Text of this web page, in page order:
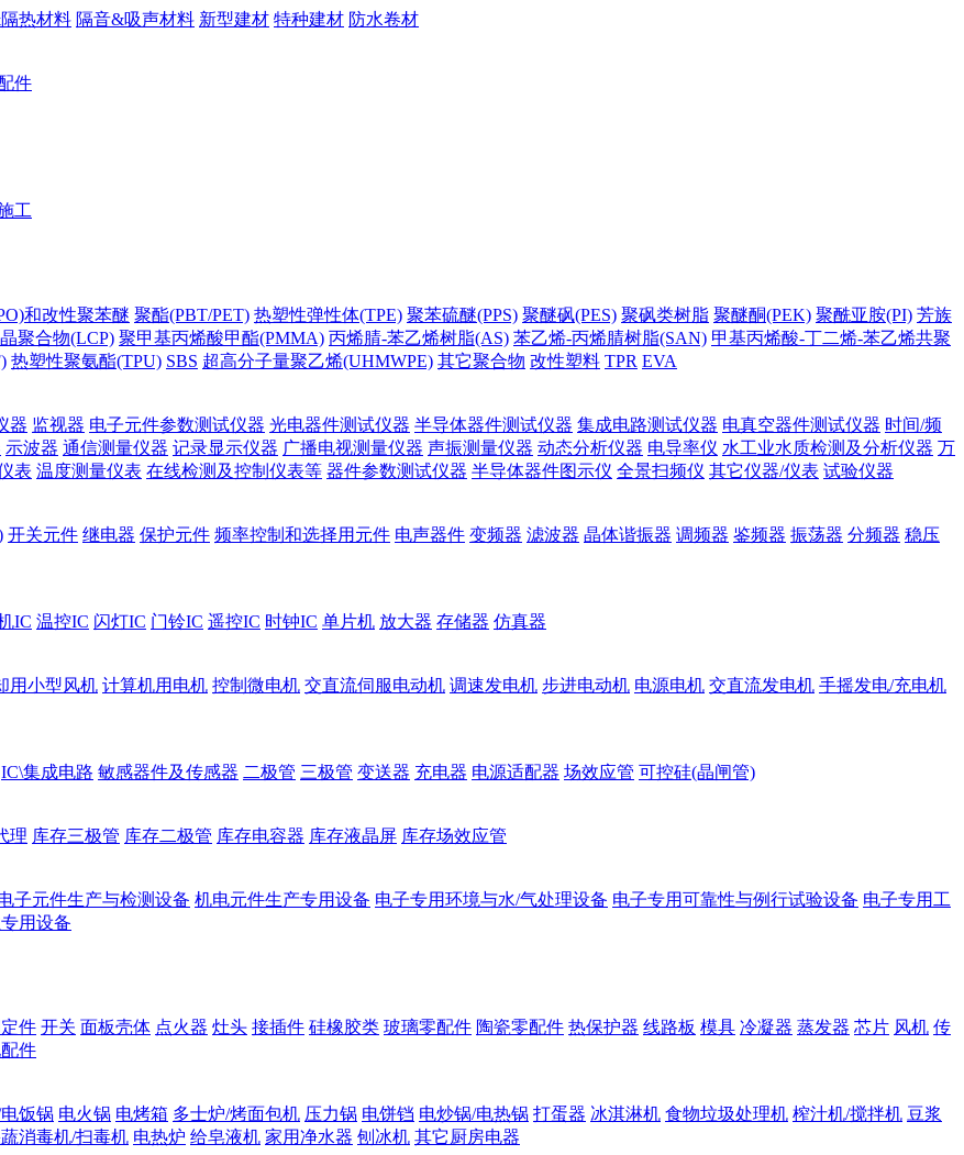
热材料 隔音&吸声材料 新型建材 特种建材 防水卷材
件
工
和改性聚苯醚 聚酯(PBT/PET) 热塑性弹性体(TPE) 聚苯硫醚(PPS) 聚醚砜(PES) 聚砜类树脂 聚醚酮(PEK) 聚酰亚胺(PI) 芳族
聚合物(LCP) 聚甲基丙烯酸甲酯(PMMA) 丙烯腈-苯乙烯树脂(AS) 苯乙烯-丙烯腈树脂(SAN) 甲基丙烯酸-丁二烯-苯乙烯共聚
热塑性聚氨酯(TPU) SBS 超高分子量聚乙烯(UHMWPE) 其它聚合物 改性塑料 TPR EVA
器 监视器 电子元件参数测试仪器 光电器件测试仪器 半导体器件测试仪器 集成电路测试仪器 电真空器件测试仪器 时间/频
示波器 通信测量仪器 记录显示仪器 广播电视测量仪器 声振测量仪器 动态分析仪器 电导率仪 水工业水质检测及分析仪器 万
表 温度测量仪表 在线检测及控制仪表等 器件参数测试仪器 半导体器件图示仪 全景扫频仪 其它仪器/仪表 试验仪器
开关元件 继电器 保护元件 频率控制和选择用元件 电声器件 变频器 滤波器 晶体谐振器 调频器 鉴频器 振荡器 分频器 稳压
IC 温控IC 闪灯IC 门铃IC 遥控IC 时钟IC 单片机 放大器 存储器 仿真器
用小型风机 计算机用电机 控制微电机 交直流伺服电动机 调速发电机 步进电动机 电源电机 交直流发电机 手摇发电/充电机
IC\集成电路 敏感器件及传感器 二极管 三极管 变送器 充电器 电源适配器 场效应管 可控硅(晶闸管)
理 库存三极管 库存二极管 库存电容器 库存液晶屏 库存场效应管
子元件生产与检测设备 机电元件生产专用设备 电子专用环境与水/气处理设备 电子专用可靠性与例行试验设备 电子专用工
用设备
件 开关 面板壳体 点火器 灶头 接插件 硅橡胶类 玻璃零配件 陶瓷零配件 热保护器 线路板 模具 冷凝器 蒸发器 芯片 风机 传
件
饭锅 电火锅 电烤箱 多士炉/烤面包机 压力锅 电饼铛 电炒锅/电热锅 打蛋器 冰淇淋机 食物垃圾处理机 榨汁机/搅拌机 豆浆
消毒机/扫毒机 电热炉 给皂液机 家用净水器 刨冰机 其它厨房电器